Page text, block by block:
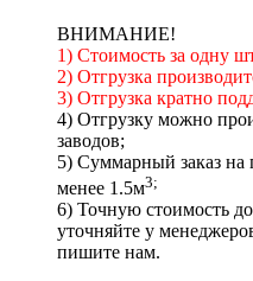
ВНИМАНИЕ!
1) Стоимость за одну
2) Отгрузка
3) Отгрузка кратно
4) Отгрузку можно
заводов;
5) Суммарный заказ
менее 1.5м3;
6) Точную стоимость
уточняйте у
пишите нам.